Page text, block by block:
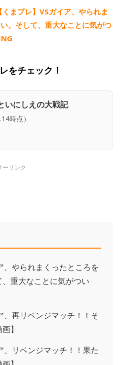
【くまプレ】VSガイア、やられま
。そして、重大なことに気がつ
をチェック！
いにしえの大戦記
時点）
、やられまくったところを
重大なことに気がつい
、再リベンジマッチ！！そ
】
、リベンジマッチ！！果た